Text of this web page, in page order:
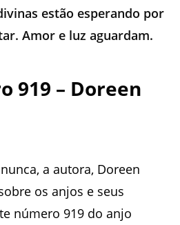
estão esperando por
Amor e luz aguardam.
919 – Doreen
a autora, Doreen
os anjos e seus
número 919 do anjo